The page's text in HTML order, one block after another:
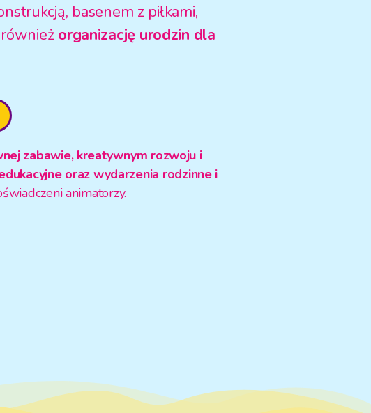
basenem z piłkami,
organizację urodzin dla
zabawie, kreatywnym rozwoju i
oraz wydarzenia rodzinne i
animatorzy.